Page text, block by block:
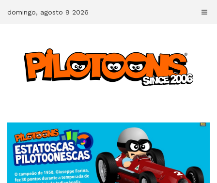
domingo, agosto 9 2026